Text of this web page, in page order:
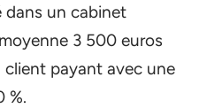
dans un cabinet
3 500 euros
payant avec une
%.